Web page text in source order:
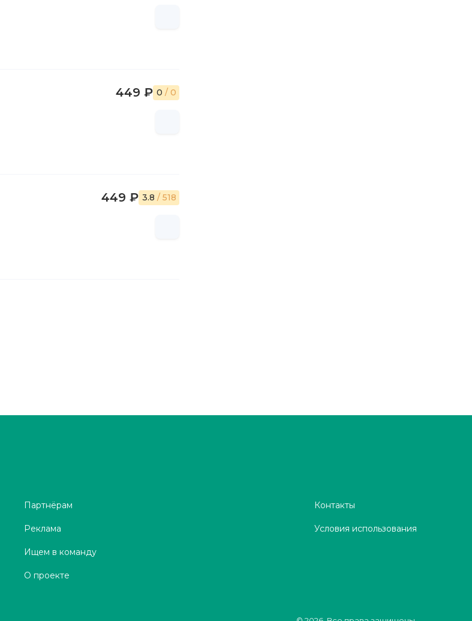
449 ₽ 0 / 0
449 ₽ 3.8 / 518
Партнёрам
Реклама
Ищем в команду
О проекте
Контакты
Условия использования